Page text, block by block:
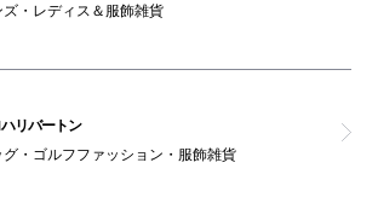
ズ・レディス＆服飾雑貨
リバートン
グ・ゴルフファッション・服飾雑貨